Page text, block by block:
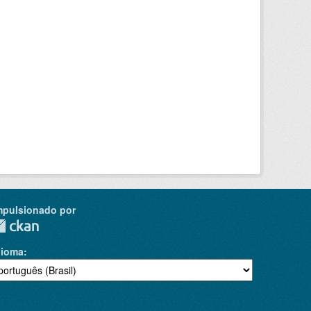
por